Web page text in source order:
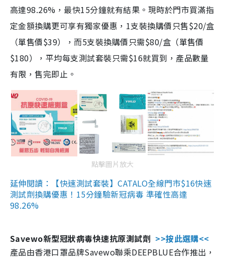
高達98.26%，最快15分鐘就有結果。現時於門市買滿指
定金額換購更可享有獨家優惠，1支裝換購價只售$20/盒
（單售價$39），而5支裝換購價只需$80/盒（單售價
$180），平均每支測試套裝只需$16就買到，產品數量
有限，售完即止。
點擊圖片放大
延伸閱讀：【快速測試套裝】CATALO全線門市$16快速
測試劑換購優惠！15分鐘驗新冠病毒 準確性高達
98.26%
Savewo新型冠狀病毒快速抗原測試劑 >>按此選購<<
產品由香港口罩品牌Savewo聯乘DEEPBLUE合作推出，